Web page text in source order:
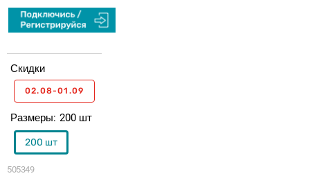
505349
Размеры 200 шт
200 шт
Скидки
02.08-01.09